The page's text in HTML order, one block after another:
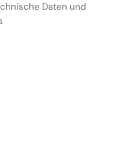
Daten und